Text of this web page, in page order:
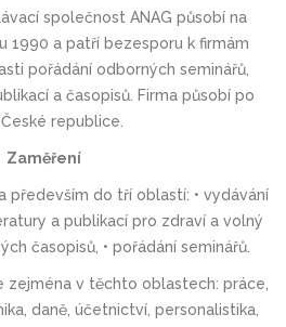
společnost ANAG působí na
1990 a patří bezesporu k firmám
pořádání odborných seminářů,
a časopisů. Firma působí po
republice.
Zaměření
především do tří oblastí: • vydávání
a publikací pro zdraví a volný
časopisů, • pořádání seminářů.
zejména v těchto oblastech: práce,
daně, účetnictví, personalistika,